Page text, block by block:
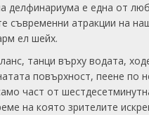
делфинариума е една от
съвременни атракции на
ел шейх.
танци върху водата,
повърхност, пеене по
част от
на която зрителите